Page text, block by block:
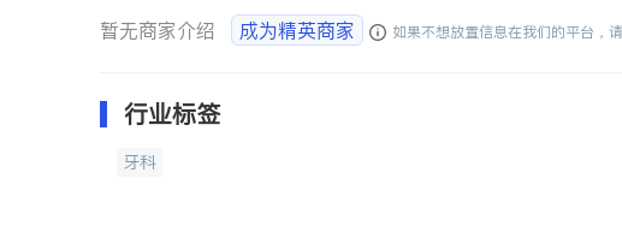
暂无商家介绍 成为精英商家 如果不想放置信息在我们的平台，
行业标签
牙科